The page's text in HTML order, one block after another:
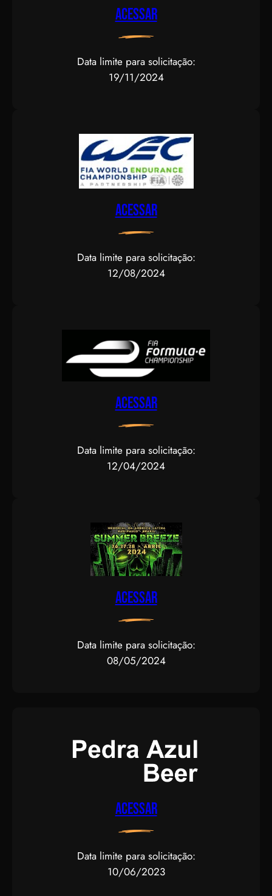
Acessar
Data limite para solicitação:
19/11/2024
Acessar
Data limite para solicitação:
12/08/2024
Acessar
Data limite para solicitação:
12/04/2024
Acessar
Data limite para solicitação:
08/05/2024
Acessar
Data limite para solicitação:
10/06/2023